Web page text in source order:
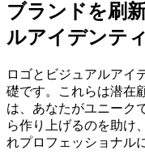
ブランドを刷
ルアイデンテ
ロゴとビジュアルアイ
礎です。これらは潜在
は、あなたがユニーク
ら作り上げるのを助け
れプロフェッショナル